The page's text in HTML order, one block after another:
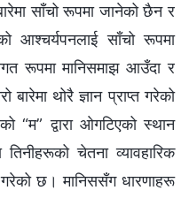
साँचो रूपमा जानेको छैन र
आश्‍चर्यपनलाई साँचो रूपमा
रूपमा मानिसमाझ आउँदा र
थोरै ज्ञान प्राप्त गरेको
द्वारा ओगटिएको स्थान
चेतना व्यावहारिक
छ। मानिससँग धारणाहरू